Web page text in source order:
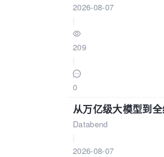
2026-08-07
209
0
从万亿级大模型到
Databend
2026-08-07